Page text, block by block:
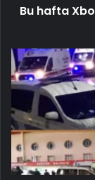
Bu hafta